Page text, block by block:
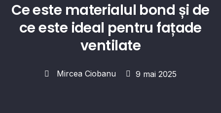
Ce este materialul bond și de
ce este ideal pentru fațade
ventilate
Mircea Ciobanu 9 mai 2025